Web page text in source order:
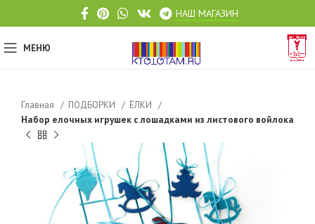
НАШ МАГАЗИН
МЕНЮ
Главная ПОДБОРКИ
ЁЛКИ
Набор елочных игрушек с лошадками из листового войлока